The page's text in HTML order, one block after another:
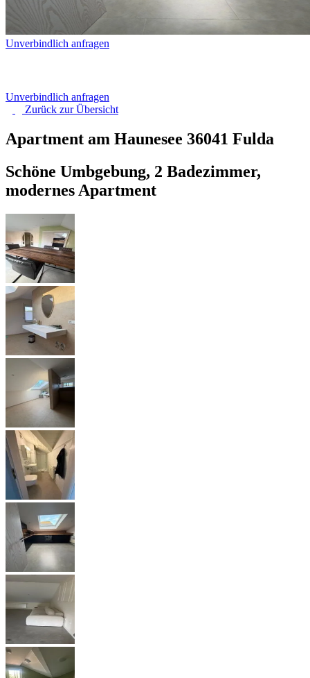
Unverbindlich anfragen
Unverbindlich anfragen
Zurück zurÜbersicht
Apartment am Haunesee 36041 Fulda
Schöne Umbgebung, 2 Badezimmer,
modernes Apartment